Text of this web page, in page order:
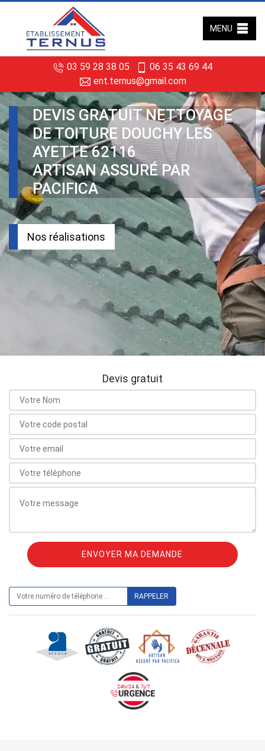
03 59 28 38 05
06 35 43 69 44
ent.ternus@gmail.com
MENU
DEVIS GRATUIT NETTOYAGE
DE TOITURE DOUCHY LES
AYETTE 62116
ARTISAN ASSURÉ PAR
PACIFICA
Nos réalisations
Devis gratuit